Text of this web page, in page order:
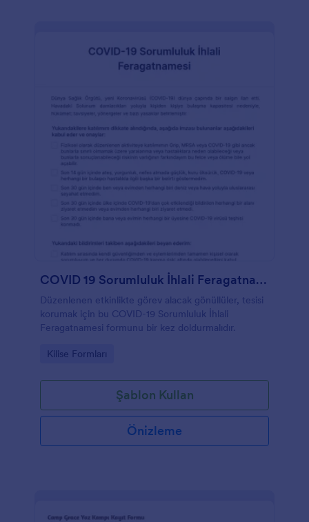
Kayıt Formumuza göz atın!
COVID 19 Sorumluluk İhlali Feragatnamesi
Düzenlenen etkinlikte görev alacak gönüllüler, tesisi
korumak için bu COVID-19 Sorumluluk İhlali
Feragatnamesi formunu bir kez doldurmalıdır.
Go to Category:
Kilise Formları
Şablon Kullan
Önizleme